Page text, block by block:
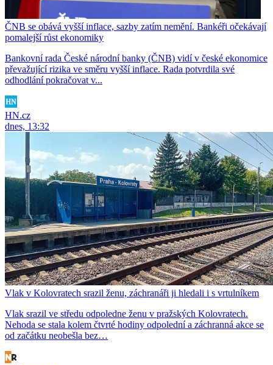
ČNB se obává vyšší inflace, sazby zatím nemění. Bankéři očekávají
pomalejší růst ekonomiky
Bankovní rada České národní banky (ČNB) vidí v české ekonomice
převažující rizika ve směru vyšší inflace. Rada potvrdila své
odhodlání pokračovat v...
HN.cz
dnes, 13:32
Vlak v Kolovratech srazil ženu, záchranáři ji hledali i s vrtulníkem
Vlak srazil ve středu odpoledne ženu v pražských Kolovratech.
Nehoda se stala kolem čtvrté hodiny odpolední a záchranná akce se
od začátku neobešla bez…